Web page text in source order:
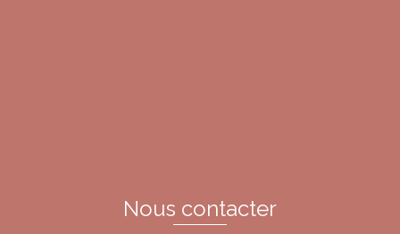
du
produit
Nous contacter